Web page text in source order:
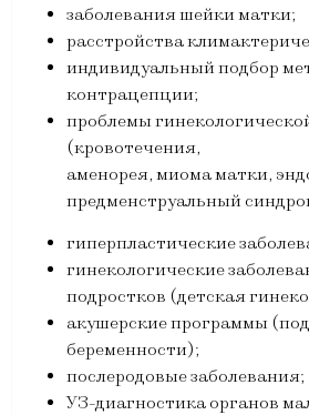
заболевания шейки матки;
расстройства
индивидуальный подбор
контрацепции;
проблемы
(кровотечения,
аменорея, миома матки,
предменструальный
гиперпластические
гинекологические
подростков (детская
акушерские программы
беременности);
послеродовые заболевания;
УЗ-диагностика органов